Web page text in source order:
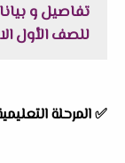
تفاصيل و
للصف الأول
✅المرحلة